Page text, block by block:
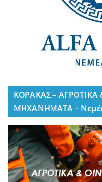
ΚΟΡΑΚΑΣ – ΑΓΡΟΤΙΚΑ
ΜΗΧΑΝΗΜΑΤΑ –